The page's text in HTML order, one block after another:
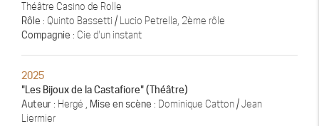
Théâtre Casino de Rolle
Rôle : Quinto Bassetti / Lucio Petrella, 2ème rôle
Compagnie : Cie d'un instant
2025
"Les Bijoux de la Castafiore" (Théâtre)
Auteur : Hergé , Mise en scène : Dominique Catton / Jean
Liermier